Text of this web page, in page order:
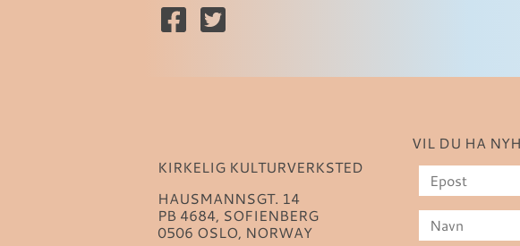
KIRKELIG KULTURVERKSTED
HAUSMANNSGT. 14
PB 4684, SOFIENBERG
0506 OSLO, NORWAY
VIL DU HA